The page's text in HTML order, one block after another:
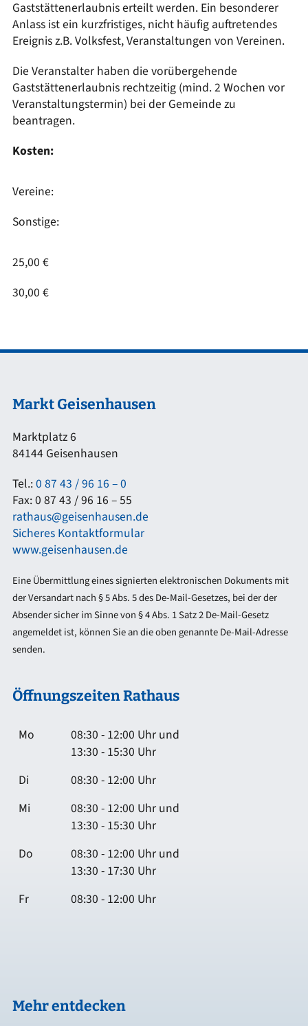
Gaststättenerlaubnis erteilt werden. Ein besonderer
Anlass ist ein kurzfristiges, nicht häufig auftretendes
Ereignis z.B. Volksfest, Veranstaltungen von Vereinen.
Die Veranstalter haben die vorübergehende
Gaststättenerlaubnis rechtzeitig (mind. 2 Wochen vor
Veranstaltungstermin) bei der Gemeinde zu
beantragen.
Kosten:
Vereine:
Sonstige:
25,00 €
30,00 €
Markt Geisenhausen
Marktplatz 6
84144 Geisenhausen
Tel.:0 87 43 / 96 16 – 0
Fax: 0 87 43 / 96 16 – 55
rathaus@geisenhausen.de
Sicheres Kontaktformular
www.geisenhausen.de
Eine Übermittlung eines signierten elektronischen Dokuments mit
der Versandart nach § 5 Abs. 5 des De-Mail-Gesetzes, bei der der
Absender sicher im Sinne von § 4 Abs. 1 Satz 2 De-Mail-Gesetz
angemeldet ist, können Sie an die oben genannte De-Mail-Adresse
senden.
Öffnungszeiten Rathaus
Mo
08:30 - 12:00 Uhr und
13:30 - 15:30 Uhr
Di
08:30 - 12:00 Uhr
Mi
08:30 - 12:00 Uhr und
13:30 - 15:30 Uhr
Do
08:30 - 12:00 Uhr und
13:30 - 17:30 Uhr
Fr
08:30 - 12:00 Uhr
Mehr entdecken